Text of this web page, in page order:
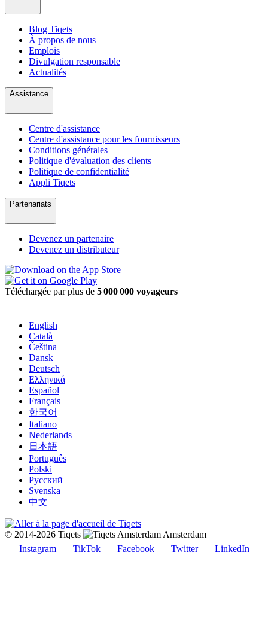
Blog Tiqets
À propos de nous
Emplois
Divulgation responsable
Actualités
Assistance
Centre d'assistance
Centre d'assistance pour les fournisseurs
Conditions générales
Politique d'évaluation des clients
Politique de confidentialité
Appli Tiqets
Partenariats
Devenez un partenaire
Devenez un distributeur
Téléchargée par plus de 5 000 000 voyageurs
English
Català
Čeština
Dansk
Deutsch
Ελληνικά
Español
Français
한국어
Italiano
Nederlands
日本語
Português
Polski
Русский
Svenska
中文
© 2014-2026 Tiqets
Amsterdam
Instagram
TikTok Facebook Twitter LinkedIn